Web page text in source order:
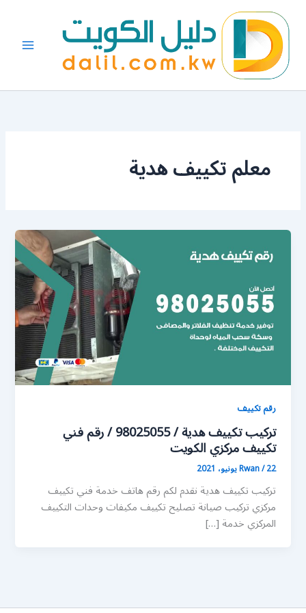
المحتوى
معلم تكييف هدية
رقم تكييف
تركيب تكييف هدية / 98025055 / رقم فني
تكييف مركزي الكويت
Rwan/22 يونيو، 2021
تركيب تكييف هدية نقدم لكم رقم هاتف خدمة فني تكييف
مركزي تركيب صيانة تصليح تكييف مكيفات وحدات التكييف
المركزي خدمة […]